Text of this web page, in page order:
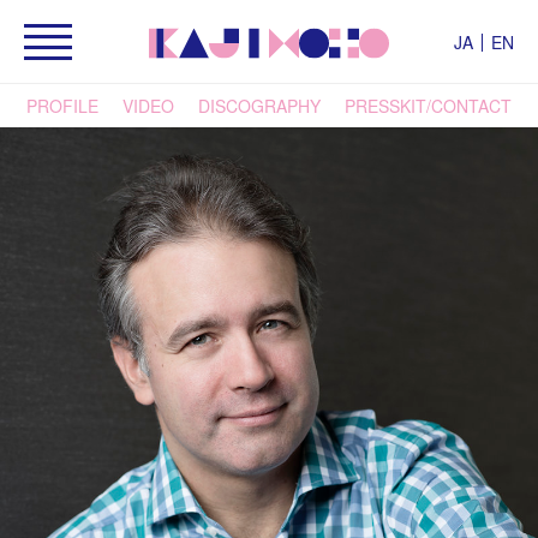
JA EN
PROFILE VIDEO DISCOGRAPHY PRESSKIT/CONTACT